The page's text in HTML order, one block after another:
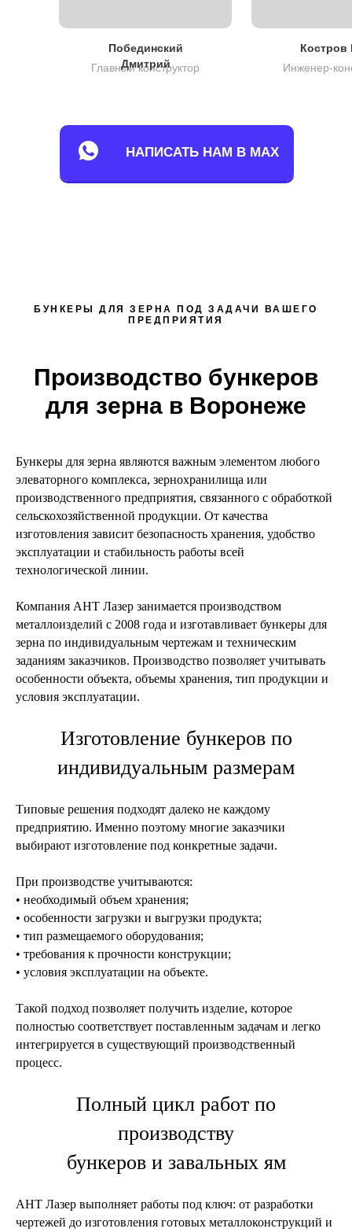
Главный конструктор
Побединский
Дмитрий
Инженер-
Костров
НАПИСАТЬ НАМ В MAX
БУНКЕРЫ ДЛЯ ЗЕРНА ПОД ЗАДАЧИ ВАШЕГО
ПРЕДПРИЯТИЯ
Производство бункеров
для зерна в Воронеже
Бункеры для зерна являются важным элементом любого
элеваторного комплекса, зернохранилища или
производственного предприятия, связанного с обработкой
сельскохозяйственной продукции. От качества
изготовления зависит безопасность хранения, удобство
эксплуатации и стабильность работы всей
технологической линии.
Компания АНТ Лазер занимается производством
металлоизделий с 2008 года и изготавливает бункеры для
зерна по индивидуальным чертежам и техническим
заданиям заказчиков. Производство позволяет учитывать
особенности объекта, объемы хранения, тип продукции и
условия эксплуатации.
Изготовление бункеров по
индивидуальным размерам
Типовые решения подходят далеко не каждому
предприятию. Именно поэтому многие заказчики
выбирают изготовление под конкретные задачи.
При производстве учитываются:
• необходимый объем хранения;
• особенности загрузки и выгрузки продукта;
• тип размещаемого оборудования;
• требования к прочности конструкции;
• условия эксплуатации на объекте.
Такой подход позволяет получить изделие, которое
полностью соответствует поставленным задачам и легко
интегрируется в существующий производственный
процесс.
Полный цикл работ по
производству
бункеров и завальных ям
АНТ Лазер выполняет работы под ключ: от разработки
чертежей до изготовления готовых металлоконструкций и